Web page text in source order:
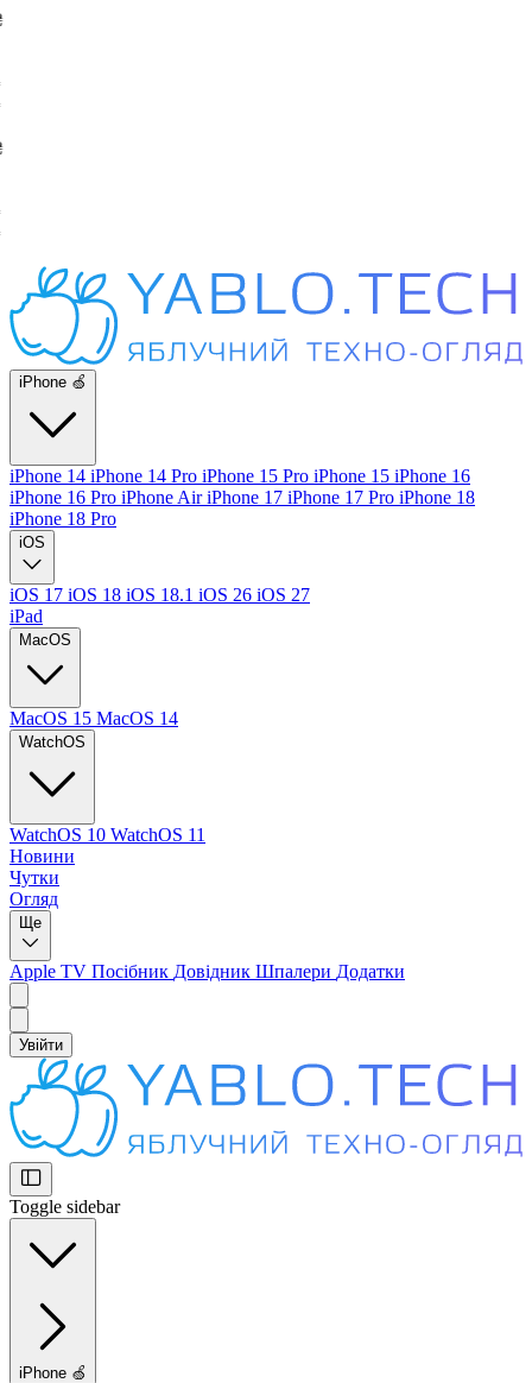
iPhone 🍏
iPhone 14 iPhone 14 Pro iPhone 15 Pro iPhone 15 iPhone 16
iPhone 16 Pro iPhone AiriPhone 17 iPhone 17 Pro iPhone 18
iPhone 18 Pro
iOS
iOS 17 iOS 18 iOS 18.1 iOS 26 iOS 27
iPad
MacOS
MacOS 15 MacOS 14
WatchOS
WatchOS 10 WatchOS 11
Новини
Чутки
Огляд
Ще
Apple TV Посібник Довідник Шпалери Додатки
Увійти
Toggle sidebar
iPhone 🍏